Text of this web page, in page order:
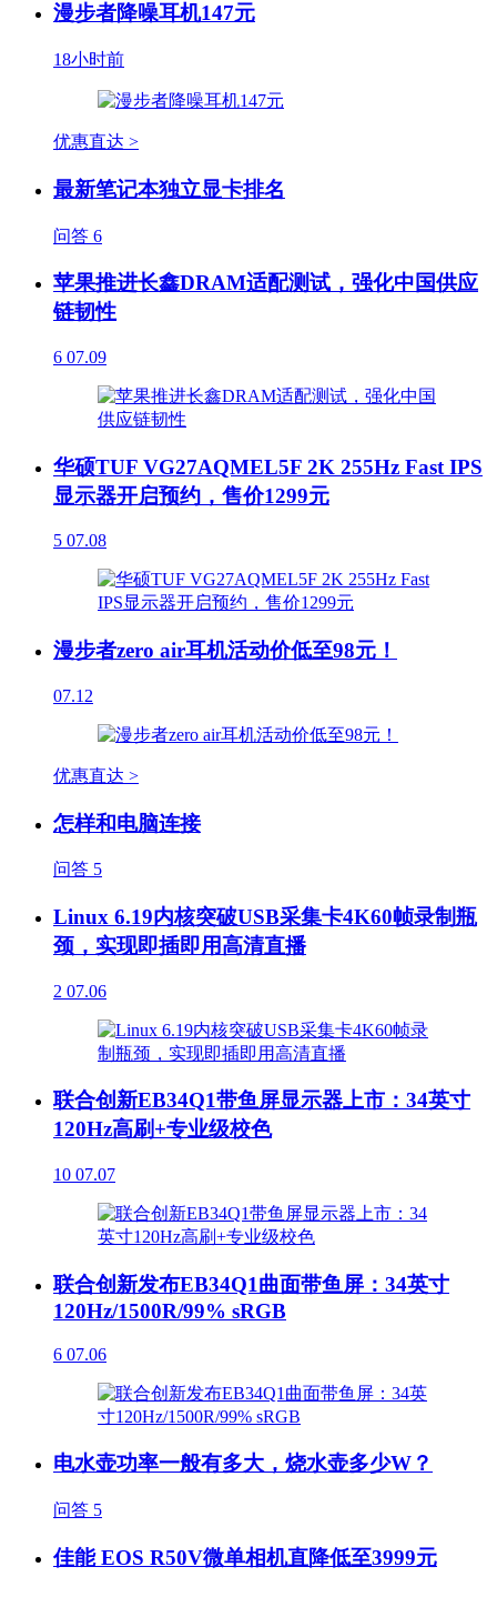
漫步者降噪耳机147元
18小时前
优惠直达 >
最新笔记本独立显卡排名
问答 6
苹果推进长鑫DRAM适配测试，强化中国供应
链韧性
6 07.09
华硕TUF VG27AQMEL5F 2K 255Hz Fast IPS
显示器开启预约，售价1299元
5 07.08
漫步者zero air耳机活动价低至98元！
07.12
优惠直达 >
怎样和电脑连接
问答 5
Linux 6.19内核突破USB采集卡4K60帧录制瓶
颈，实现即插即用高清直播
2 07.06
联合创新EB34Q1带鱼屏显示器上市：34英寸
120Hz高刷+专业级校色
10 07.07
联合创新发布EB34Q1曲面带鱼屏：34英寸
120Hz/1500R/99% sRGB
6 07.06
电水壶功率一般有多大，烧水壶多少W？
问答 5
佳能 EOS R50V微单相机直降低至3999元